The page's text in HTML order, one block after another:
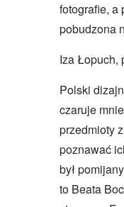
fotografie, a
pobudzona
Iza Łopuch,
Polski
czaruje
przedmioty
poznawać
był
to Beata